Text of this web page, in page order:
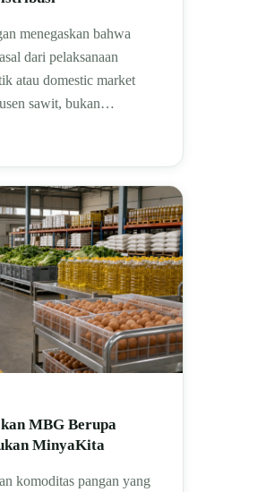
menegaskan bahwa
dari pelaksanaan
atau domestic market
sawit, bukan…
MBG Berupa
MinyaKita
komoditas pangan yang